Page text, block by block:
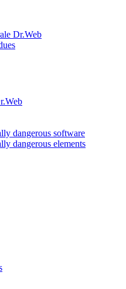
Dr.Web
dangerous software
dangerous elements